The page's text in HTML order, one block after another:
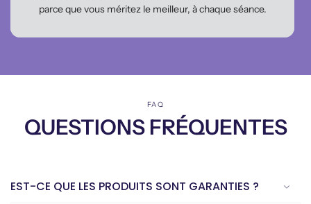
parce que vous méritez le meilleur, à chaque séance.
FAQ
QUESTIONS FRÉQUENTES
EST-CE QUE LES PRODUITS SONT GARANTIES ?